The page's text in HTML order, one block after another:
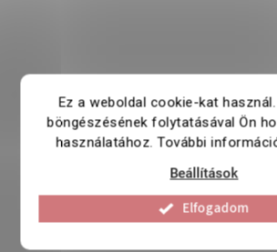
Ez a weboldal cookie-kat
böngészésének folytatásával Ön
használatához. További
Beállítások
Elfogadom